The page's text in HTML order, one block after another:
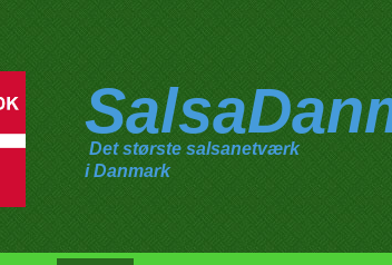
Det største salsanetværk
i Danmark